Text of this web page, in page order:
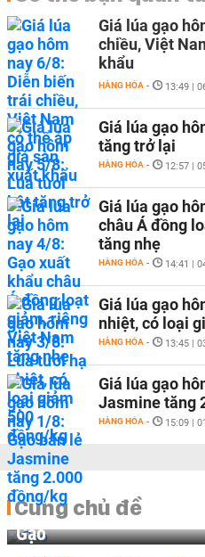
Giá lúa gạo
chiều, Việt
khẩu
HÀNG HÓA - 13:49 |
Giá lúa gạo
tăng trở lại
HÀNG HÓA - 12:57 |
Giá lúa gạo
châu Á đồng
tăng nhẹ
HÀNG HÓA - 14:41 |
Giá lúa gạo
nhiệt, có loại
HÀNG HÓA - 13:45 |
Giá lúa gạo
Jasmine tăng
HÀNG HÓA - 15:09 |
Cùng chủ đề
Gạo